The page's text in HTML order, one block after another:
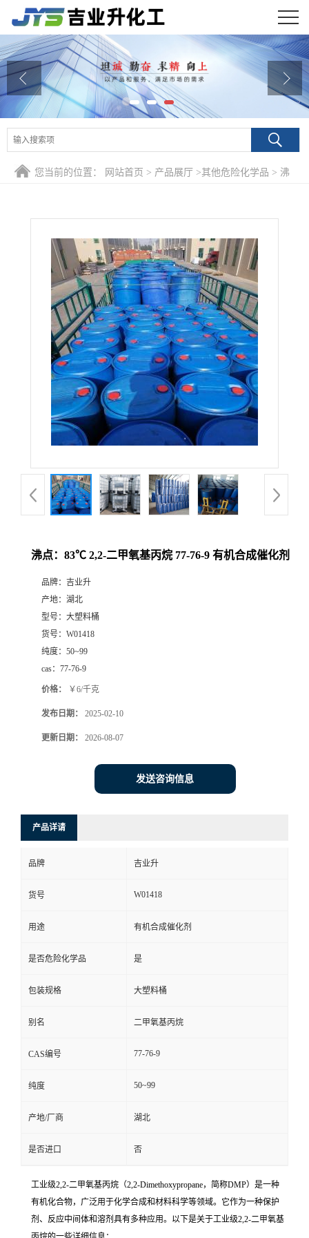
公司首页
公司介绍
公司动态
产品展厅
证书荣誉
在线留言
您当前的位置： 网站首页 > 产品展厅 >其他危险化学品 > 沸
沸点：83℃ 2,2-二甲氧基丙烷 77-76-9 有机合成催化剂
品牌： 吉业升
产地： 湖北
型号： 大塑料桶
货号： W01418
纯度： 50~99
cas： 77-76-9
价格： ￥6/千克
发布日期： 2025-02-10
更新日期： 2026-08-07
发送咨询信息
产品详请
品牌 吉业升
货号 W01418
用途 有机合成催化剂
是否危险化学品 是
包装规格 大塑料桶
别名 二甲氧基丙烷
CAS编号 77-76-9
纯度 50~99
产地/厂商 湖北
是否进口 否
工业级2,2-二甲氧基丙烷（2,2-Dimethoxypropane，简称DMP）是一种
有机化合物，广泛用于化学合成和材料科学等领域。它作为一种保护
剂、反应中间体和溶剂具有多种应用。以下是关于工业级2,2-二甲氧基